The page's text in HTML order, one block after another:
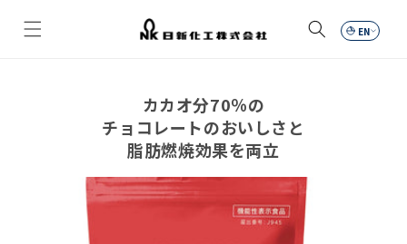
content
Cart
カカオ分70％の
チョコレートのおいしさと
脂肪燃焼効果を両立